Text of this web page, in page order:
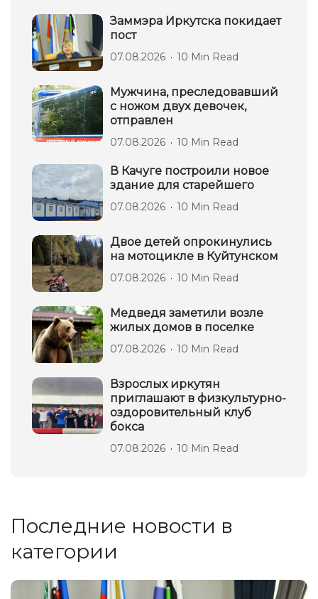
Заммэра Иркутска покидает
пост
07.08.2026 10 Min Read
Мужчина, преследовавший
с ножом двух девочек,
отправлен
07.08.2026 10 Min Read
В Качуге построили новое
здание для старейшего
07.08.2026 10 Min Read
Двое детей опрокинулись
на мотоцикле в Куйтунском
07.08.2026 10 Min Read
Медведя заметили возле
жилых домов в поселке
07.08.2026 10 Min Read
Взрослых иркутян
приглашают в физкультурно-
оздоровительный клуб
бокса
07.08.2026 10 Min Read
Последние новости в
категории